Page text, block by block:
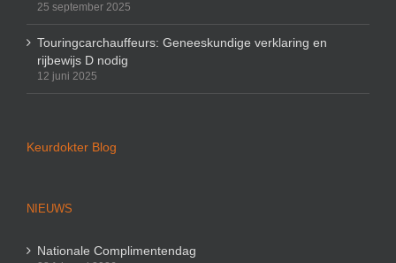
25 september 2025
Touringcarchauffeurs: Geneeskundige verklaring en
rijbewijs D nodig
12 juni 2025
Keurdokter Blog
NIEUWS
Nationale Complimentendag